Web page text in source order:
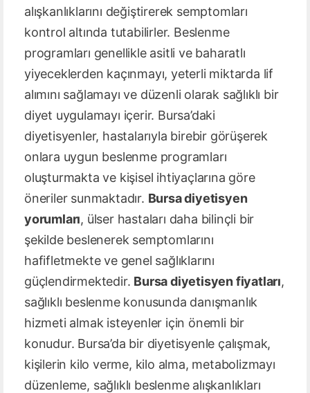
alışkanlıklarını değiştirerek semptomları
kontrol altında tutabilirler. Beslenme
programları genellikle asitli ve baharatlı
yiyeceklerden kaçınmayı, yeterli miktarda lif
alımını sağlamayı ve düzenli olarak sağlıklı bir
diyet uygulamayı içerir. Bursa’daki
diyetisyenler, hastalarıyla birebir görüşerek
onlara uygun beslenme programları
oluşturmakta ve kişisel ihtiyaçlarına göre
öneriler sunmaktadır. Bursa diyetisyen
yorumları, ülser hastaları daha bilinçli bir
şekilde beslenerek semptomlarını
hafifletmekte ve genel sağlıklarını
güçlendirmektedir. Bursa diyetisyen fiyatları,
sağlıklı beslenme konusunda danışmanlık
hizmeti almak isteyenler için önemli bir
konudur. Bursa’da bir diyetisyenle çalışmak,
kişilerin kilo verme, kilo alma, metabolizmayı
düzenleme, sağlıklı beslenme alışkanlıkları